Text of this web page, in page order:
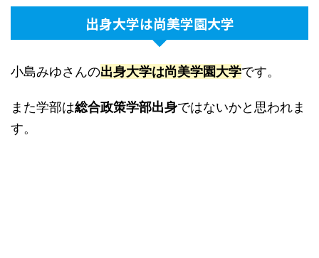
出身大学は尚美学園大学
小島みゆさんの出身大学は尚美学園大学です。
また学部は総合政策学部出身ではないかと思われま
す。